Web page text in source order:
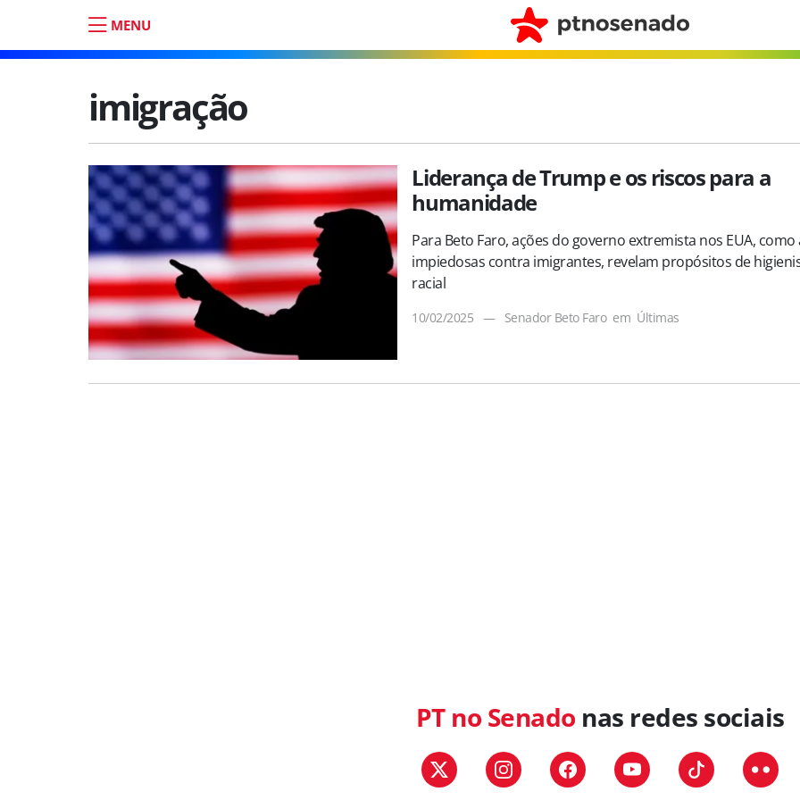
MENU
imigração
Liderança de Trump e os riscos para a
humanidade
Para Beto Faro, ações do governo extremista nos EUA, como
impiedosas contra imigrantes, revelam propósitos de
racial
10/02/2025 — Senador Beto Faro em Últimas
PT no Senado nas redes sociais